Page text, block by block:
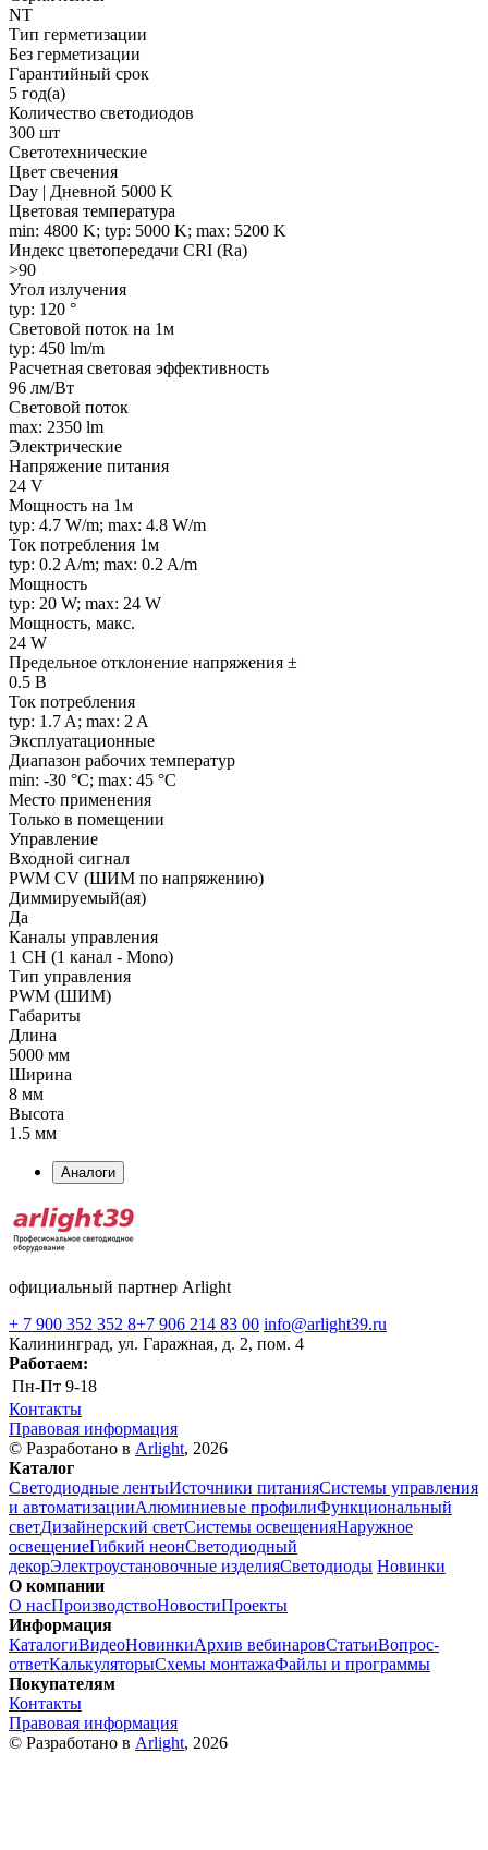
NT
Тип герметизации
Без герметизации
Гарантийный срок
5 год(а)
Количество светодиодов
300 шт
Светотехнические
Цвет свечения
Day | Дневной 5000 K
Цветовая температура
min: 4800 K; typ: 5000 K; max: 5200 K
Индекс цветопередачи CRI (Ra)
>90
Угол излучения
typ: 120 °
Световой поток на 1м
typ: 450 lm/m
Расчетная световая эффективность
96 лм/Вт
Световой поток
max: 2350 lm
Электрические
Напряжение питания
24 V
Мощность на 1м
typ: 4.7 W/m; max: 4.8 W/m
Ток потребления 1м
typ: 0.2 A/m; max: 0.2 A/m
Мощность
typ: 20 W; max: 24 W
Мощность, макс.
24 W
Предельное отклонение напряжения ±
0.5 В
Ток потребления
typ: 1.7 A; max: 2 A
Эксплуатационные
Диапазон рабочих температур
min: -30 °C; max: 45 °C
Место применения
Только в помещении
Управление
Входной сигнал
PWM СV (ШИМ по напряжению)
Диммируемый(ая)
Да
Каналы управления
1 CH (1 канал - Mono)
Тип управления
PWM (ШИМ)
Габариты
Длина
5000 мм
Ширина
8 мм
Высота
1.5 мм
Аналоги
официальный партнер Arlight
+ 7 900 352 352 8+7 906 214 83 00 info@arlight39.ru
Калининград, ул. Гаражная, д. 2, пом. 4
Работаем:
Пн-Пт 9-18
Контакты
Правовая информация
© Разработано в Arlight, 2026
Каталог
Светодиодные лентыИсточники питанияСистемы управления
и автоматизацииАлюминиевые профилиФункциональный
светДизайнерский светСистемы освещенияНаружное
освещениеГибкий неонСветодиодный
декорЭлектроустановочные изделияСветодиоды Новинки
О компании
О насПроизводствоНовостиПроекты
Информация
КаталогиВидеоНовинкиАрхив вебинаровСтатьиВопрос-
ответКалькуляторыСхемы монтажаФайлы и программы
Покупателям
Контакты
Правовая информация
© Разработано в Arlight, 2026